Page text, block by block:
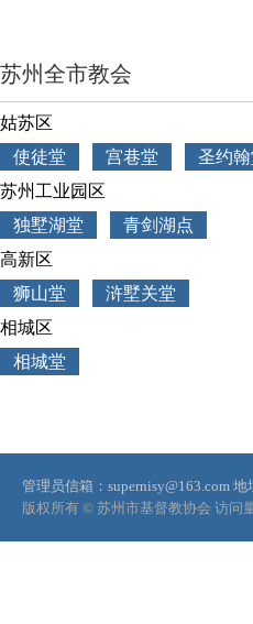
苏州全市教会
姑苏区
使徒堂
宫巷堂 圣约
苏州工业园区
独墅湖堂
青剑湖点
高新区
狮山堂
浒墅关堂
相城区
相城堂
管理员信箱：supernisy@163.com 地
版权所有 © 苏州市基督教协会 访问